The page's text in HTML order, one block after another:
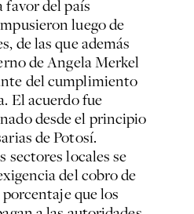
favor del país
luego de
de las que además
de Angela Merkel
del cumplimiento
El acuerdo fue
desde el principio
de Potosí.
locales se
del cobro de
que los